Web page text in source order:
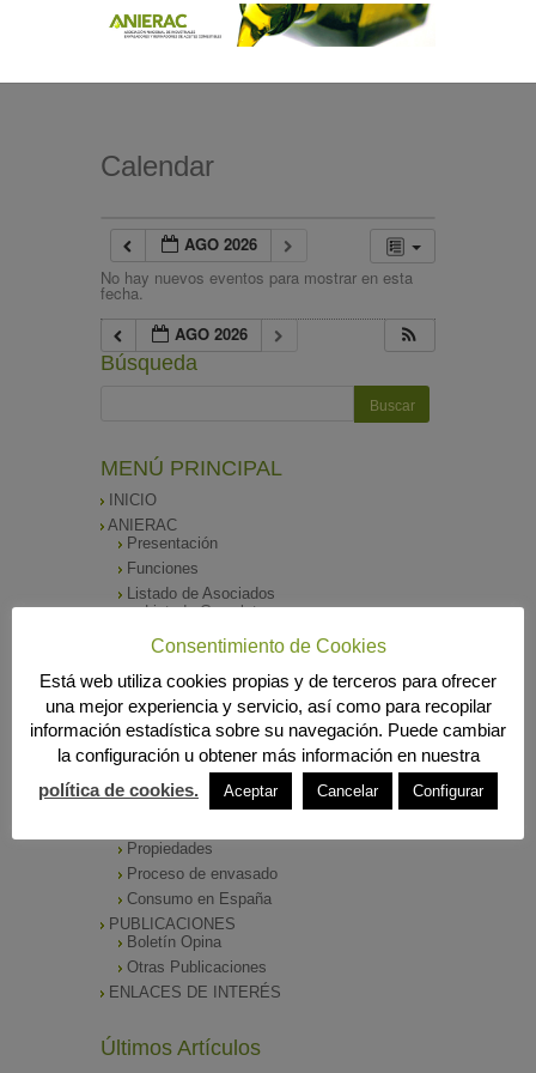
Calendar
AGO 2026
No hay nuevos eventos para mostrar en esta
fecha.
AGO 2026
Búsqueda
MENÚ PRINCIPAL
INICIO
ANIERAC
Presentación
Funciones
Listado de Asociados
Listado Completo
Como asociarse
SALA DE PRENSA
Notas de Prensa
Archivos Corporativos
GALERÍA DE IMÁGENES
CONTACTO
ENVASADO DE ACEITE
Propiedades
Proceso de envasado
Consumo en España
PUBLICACIONES
Boletín Opina
Otras Publicaciones
ENLACES DE INTERÉS
Últimos Artículos
Consentimiento de Cookies
Está web utiliza cookies propias y de terceros para ofrecer
una mejor experiencia y servicio, así como para recopilar
información estadística sobre su navegación. Puede cambiar
la configuración u obtener más información en nuestra
política de cookies.
Aceptar Cancelar Configurar